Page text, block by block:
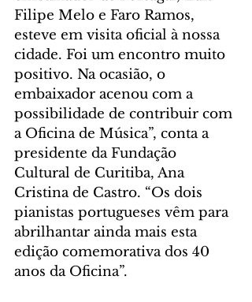
Filipe Melo e Faro Ramos,
esteve em visita oficial à nossa
cidade. Foi um encontro muito
positivo. Na ocasião, o
embaixador acenou com a
possibilidade de contribuir com
a Oficina de Música”, conta a
presidente da Fundação
Cultural de Curitiba, Ana
Cristina de Castro. “Os dois
pianistas portugueses vêm para
abrilhantar ainda mais esta
edição comemorativa dos 40
anos da Oficina”.